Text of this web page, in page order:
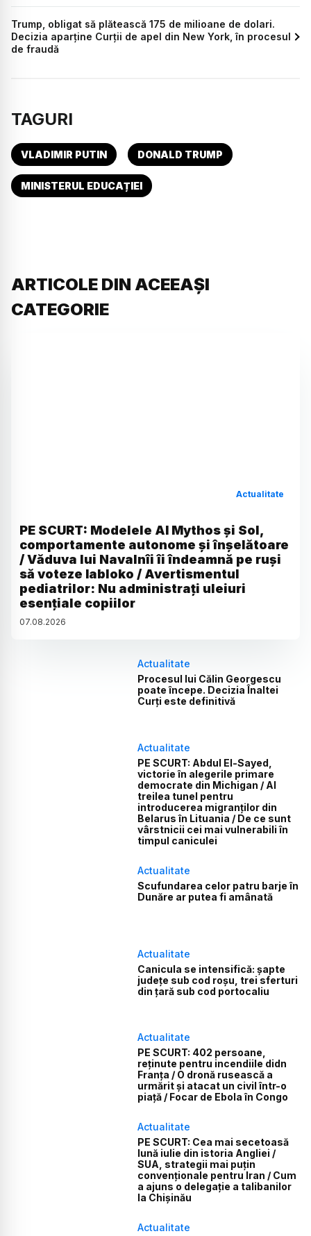
Trump, obligat să plătească 175 de milioane de dolari.
Decizia aparține Curții de apel din New York, în procesul
de fraudă
TAGURI
VLADIMIR PUTIN DONALD TRUMP
MINISTERUL EDUCAȚIEI
ARTICOLE DIN ACEEAȘI
CATEGORIE
Actualitate
PE SCURT: Modelele AI Mythos și Sol,
comportamente autonome și înșelătoare
/ Văduva lui Navalnîi îi îndeamnă pe ruși
să voteze Iabloko / Avertismentul
pediatrilor: Nu administrați uleiuri
esențiale copiilor
07.08.2026
Actualitate
Procesul lui Călin Georgescu
poate începe. Decizia Înaltei
Curți este definitivă
Actualitate
PE SCURT: Abdul El-Sayed,
victorie în alegerile primare
democrate din Michigan / Al
treilea tunel pentru
introducerea migranților din
Belarus în Lituania / De ce sunt
vârstnicii cei mai vulnerabili în
timpul caniculei
Actualitate
Scufundarea celor patru barje în
Dunăre ar putea fi amânată
Actualitate
Canicula se intensifică: șapte
județe sub cod roșu, trei sferturi
din țară sub cod portocaliu
Actualitate
PE SCURT: 402 persoane,
reținute pentru incendiile didn
Franța / O dronă rusească a
urmărit și atacat un civil într-o
piață / Focar de Ebola în Congo
Actualitate
PE SCURT: Cea mai secetoasă
lună iulie din istoria Angliei /
SUA, strategii mai puțin
convenționale pentru Iran / Cum
a ajuns o delegație a talibanilor
la Chișinău
Actualitate